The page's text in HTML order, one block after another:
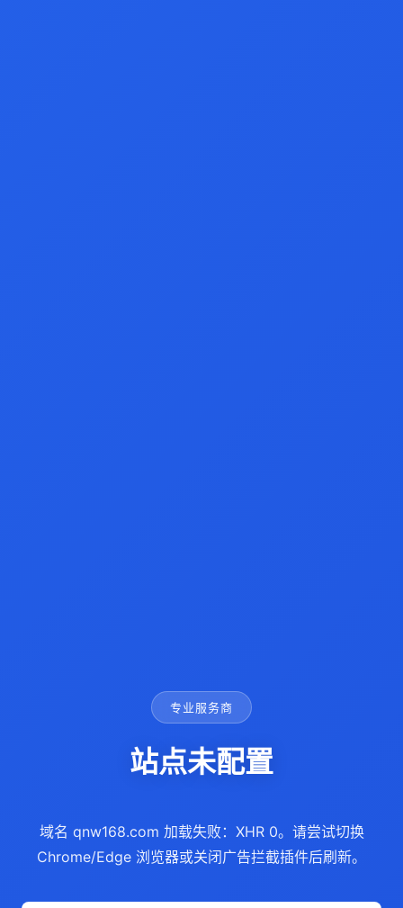
专业服务商
站点未配置
域名 qnw168.com 加载失败：XHR 0。请尝试切换
Chrome/Edge 浏览器或关闭广告拦截插件后刷新。